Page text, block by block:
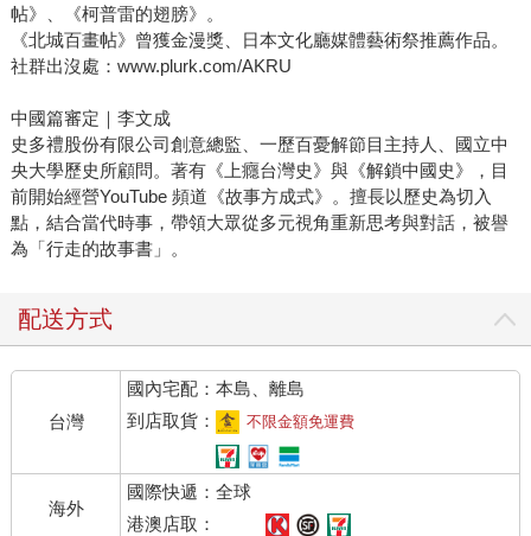
帖》、《柯普雷的翅膀》。
《北城百畫帖》曾獲金漫獎、日本文化廳媒體藝術祭推薦作品。
社群出沒處：www.plurk.com/AKRU
中國篇審定｜李文成
史多禮股份有限公司創意總監、一歷百憂解節目主持人、國立中
央大學歷史所顧問。著有《上癮台灣史》與《解鎖中國史》，目
前開始經營YouTube 頻道《故事方成式》。擅長以歷史為切入
點，結合當代時事，帶領大眾從多元視角重新思考與對話，被譽
為「行走的故事書」。
配送方式
台灣
國內宅配：本島、離島
到店取貨：
不限金額免運費
海外
國際快遞：全球
港澳店取：